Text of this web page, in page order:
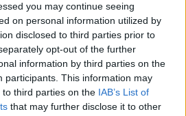
you may continue seeing
on personal information utilized by
disclosed to third parties prior to
opt-out of the further
information by third parties on the
participants. This information may
third parties on the IAB’s List of
that may further disclose it to other